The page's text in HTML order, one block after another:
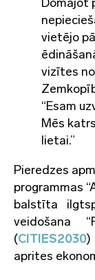
vietējo
vizītes
“Esam
Mēs
lietai.”
Pieredzes
programmas
balstīta
veidošana
(CITIES2030)
aprites